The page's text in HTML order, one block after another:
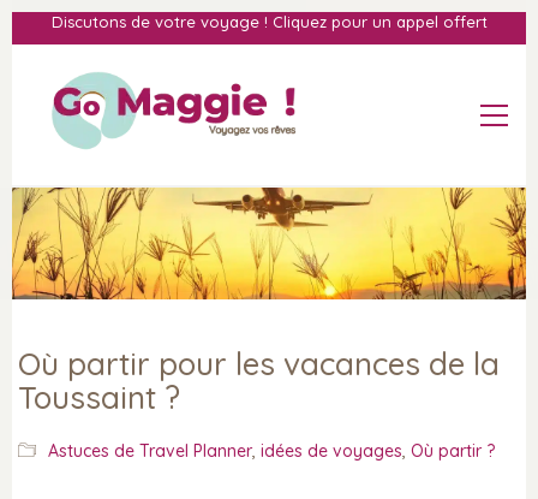
Discutons de votre voyage ! Cliquez pour un appel offert
Où partir pour les vacances de la
Toussaint ?
Astuces de Travel Planner, idées de voyages, Où partir ?